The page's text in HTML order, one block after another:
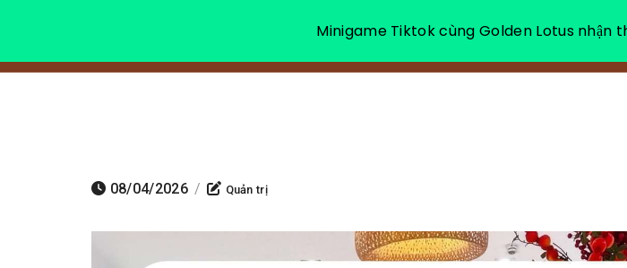
VỀ CHÚNG TÔI
08/04/2026 / Quản trị
Minigame Tiktok cùng Golden Lotus nhận